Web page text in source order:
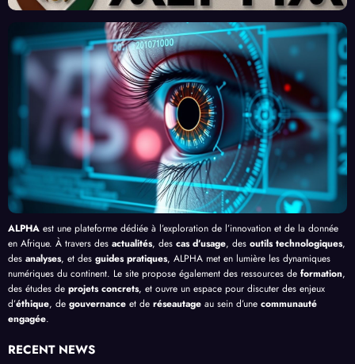
urs
Clic »
en
Afriq
Front
contr
e le
Palud
isme
en
Afriq
ue
Prom
esses
, au-
delà
de
Bang
ui
ent
l’Effi
cacit
é de
l’IA
ALPHA est une plateforme dédiée à l’exploration de l’innovation et de la donnée
en Afrique. À travers des actualités, des cas d’usage, des outils technologiques,
des analyses, et des guides pratiques, ALPHA met en lumière les dynamiques
numériques du continent. Le site propose également des ressources de formation,
des études de projets concrets, et ouvre un espace pour discuter des enjeux
d’éthique, de gouvernance et de réseautage au sein d’une communauté
engagée.
RECENT NEWS